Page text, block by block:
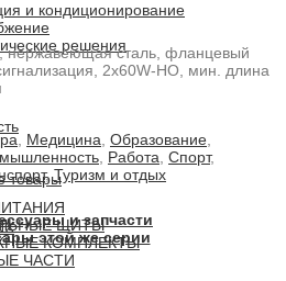
и кондиционирование
решения
товары
ЩИТЫ
КОМПЛЕКТЫ
ЧАСТИ
нержавеющая сталь, фланцевый
2x60W-HO, мин. длина
, Медицина Образование
Работа Спорт,
,Туризм и отдых
и запчасти
этой же серии